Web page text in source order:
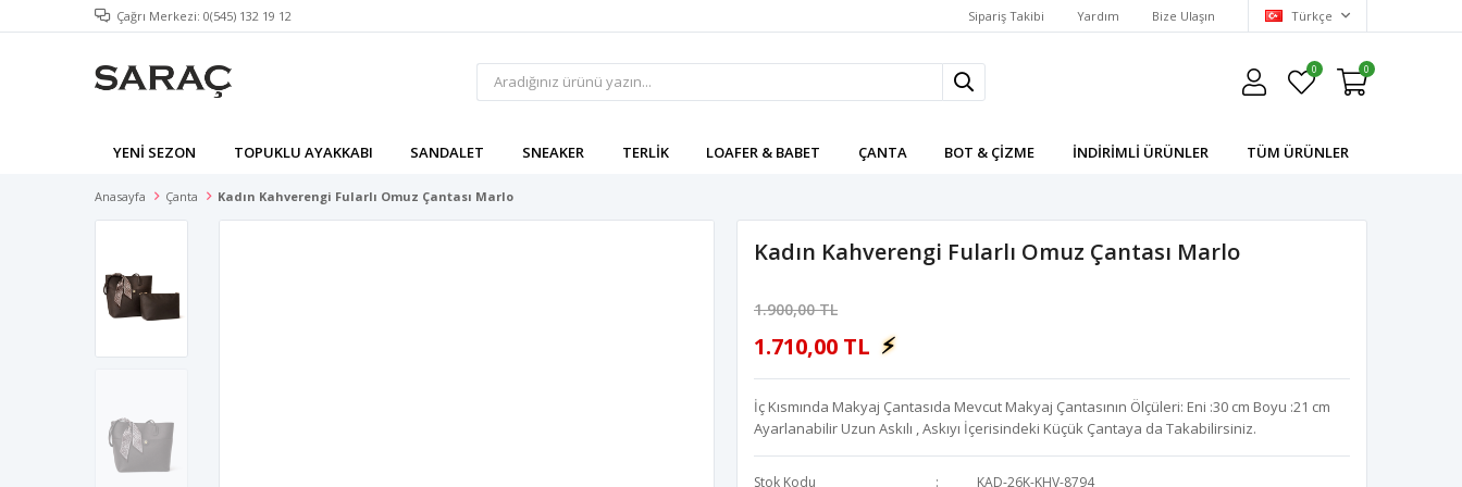
Çağrı Merkezi: 0(545) 132 19 12 Sipariş Takibi Yardım Bize Ulaşın Türkçe
0 0
YENI SEZON TOPUKLU AYAKKABI SANDALET SNEAKER TERLIK LOAFER & BABET ÇANTA BOT & ÇIZME İNDIRIMLI ÜRÜNLER TÜM ÜRÜNLER
Anasayfa Çanta Kadın Kahverengi Fularlı Omuz Çantası Marlo
Kadın Kahverengi Fularlı Omuz Çantası Marlo
1.900,00 TL
1.710,00 TL ⚡
İç Kısmında Makyaj Çantasıda Mevcut Makyaj Çantasının Ölçüleri: Eni :30 cm Boyu :21 cm
Ayarlanabilir Uzun Askılı , Askıyı İçerisindeki Küçük Çantaya da Takabilirsiniz.
Stok Kodu KAD-26K-KHV-8794